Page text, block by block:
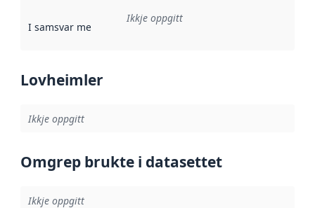
I samsvar med Referanse til ei implementeringsregel eller
Ikkje oppgitt
Lovheimler
Ikkje oppgitt
Omgrep brukte i datasettet
Ikkje oppgitt